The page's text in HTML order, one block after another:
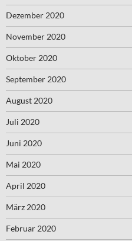
Dezember 2020
November 2020
Oktober 2020
September 2020
August 2020
Juli 2020
Juni 2020
Mai 2020
April 2020
März 2020
Februar 2020